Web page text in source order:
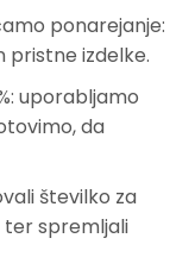
ponarejanje:
pristne izdelke.
uporabljamo
da
številko za
ter spremljali